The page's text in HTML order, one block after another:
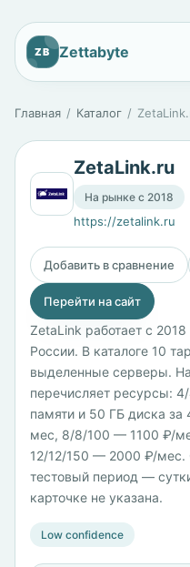
ZB Zettabyte
Главная Каталог
ZetaLink.ru
На рынке с 2018
https://zetalink.ru
Добавить в сравнение
Перейти на сайт
ZetaLink работает с
России. В каталоге 10
выделенные серверы.
перечисляет ресурсы:
памяти и 50 ГБ диска
мес, 8/8/100 — 1100 ₽/
12/12/150 — 2000 ₽/мес.
тестовый период —
карточке не указана.
Low confidence